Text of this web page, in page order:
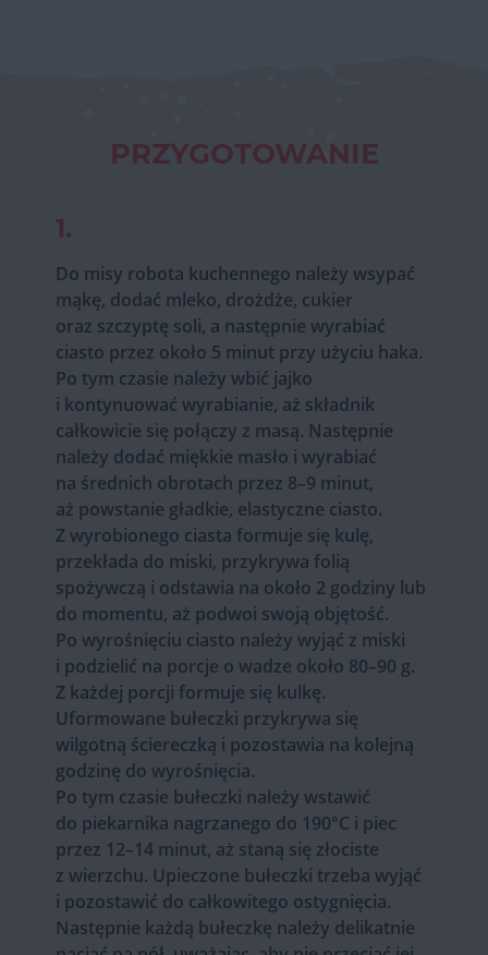
PRZYGOTOWANIE
1.
Do misy robota kuchennego należy wsypać
mąkę, dodać mleko, drożdże, cukier
oraz szczyptę soli, a następnie wyrabiać
ciasto przez około 5 minut przy użyciu haka.
Po tym czasie należy wbić jajko
i kontynuować wyrabianie, aż składnik
całkowicie się połączy z masą. Następnie
należy dodać miękkie masło i wyrabiać
na średnich obrotach przez 8–9 minut,
aż powstanie gładkie, elastyczne ciasto.
Z wyrobionego ciasta formuje się kulę,
przekłada do miski, przykrywa folią
spożywczą i odstawia na około 2 godziny lub
do momentu, aż podwoi swoją objętość.
Po wyrośnięciu ciasto należy wyjąć z miski
i podzielić na porcje o wadze około 80–90 g.
Z każdej porcji formuje się kulkę.
Uformowane bułeczki przykrywa się
wilgotną ściereczką i pozostawia na kolejną
godzinę do wyrośnięcia.
Po tym czasie bułeczki należy wstawić
do piekarnika nagrzanego do 190°C i piec
przez 12–14 minut, aż staną się złociste
z wierzchu. Upieczone bułeczki trzeba wyjąć
i pozostawić do całkowitego ostygnięcia.
Następnie każdą bułeczkę należy delikatnie